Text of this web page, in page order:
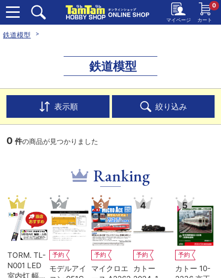
マイページ カート
0
鉄道模型
鉄道模型
表示順 絞り込み
0 件の商品が見つかりました
Ranking
1
TORM. TL-
N001 LED
室内灯 幅狭
2
予約
モデルアイ
3
予約
マイクロエ
4
予約
カトー
5
予約
カトー 10-